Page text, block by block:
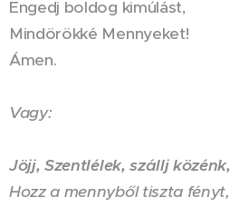
Engedj boldog kimúlást,
Mindörökké Mennyeket!
Ámen.
Vagy:
Jöjj, Szentlélek, szállj közénk,
Hozz a mennyből tiszta fényt,